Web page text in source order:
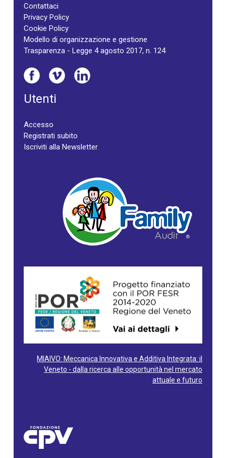
Contattaci
Privacy Policy
Cookie Policy
Modello di organizzazione e gestione
Trasparenza - Legge 4 agosto 2017, n. 124
Utenti
Accesso
Registrati subito
Iscriviti alla Newsletter
MIAIVO: Meccanica Innovativa e Additiva Integrata: il
Veneto - dalla ricerca alle opportunità nel mercato
attuale e futuro